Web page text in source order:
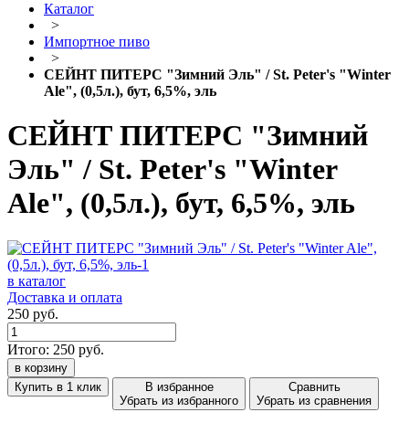
Каталог
>
Импортное пиво
>
СЕЙНТ ПИТЕРС "Зимний Эль" / St. Peter's "Winter
Ale", (0,5л.), бут, 6,5%, эль
СЕЙНТ ПИТЕРС "Зимний
Эль" / St. Peter's "Winter
Ale", (0,5л.), бут, 6,5%, эль
в каталог
Доставка и оплата
250 руб.
Итого: 250 руб.
в корзину
Купить в 1 клик
В избранное
Убрать из избранного
Сравнить
Убрать из сравнения